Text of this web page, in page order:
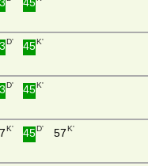
D' 45K'
D' 45K'
K' 45D' 57K'